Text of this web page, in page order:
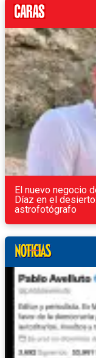
El nuevo negocio
Díaz en el
astrofotógrafo